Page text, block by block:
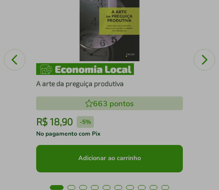
A arte da preguiça produtiva
663 pontos
R$ 18,90 -5%
No pagamento com Pix
Adicionar ao carrinho